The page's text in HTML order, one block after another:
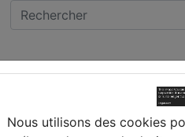
Nous utilisons des cookies